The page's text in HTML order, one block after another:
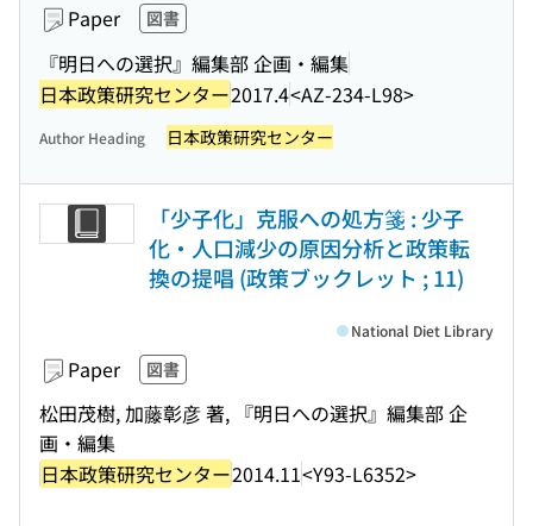
Paper 図書
『明日への選択』編集部 企画・編集
日本政策研究センター2017.4<AZ-234-L98>
Author Heading 日本政策研究センター
「少子化」克服への処方箋 : 少子
化・人口減少の原因分析と政策転
換の提唱 (政策ブックレット ; 11)
Paper 図書
松田茂樹, 加藤彰彦 著, 『明日への選択』編集部 企
画・編集
日本政策研究センター2014.11<Y93-L6352>
National Diet Library